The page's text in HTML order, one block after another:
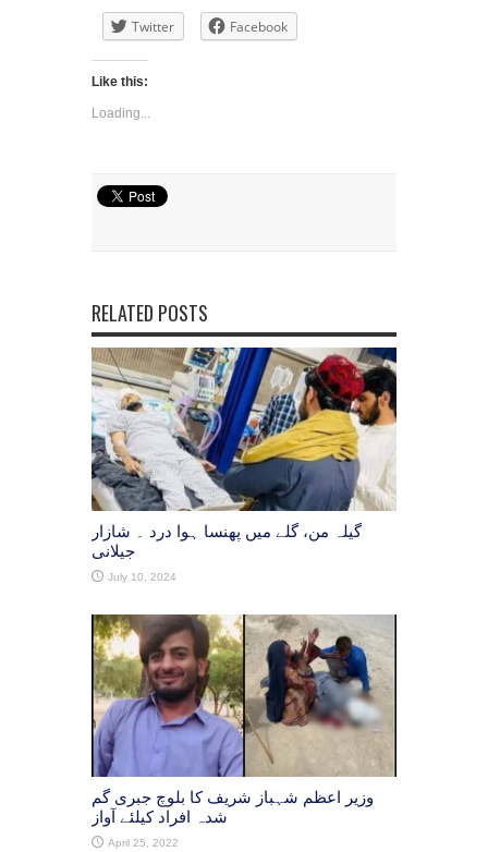
Twitter Facebook
Like this:
Loading...
RELATED POSTS
گیلہ من، گلے میں پھنسا ہوا درد ۔ شازار
جیلانی
July 10, 2024
وزیر اعظم شہباز شریف کا بلوچ جبری گم
شدہ افراد کیلئے آواز
April 25, 2022